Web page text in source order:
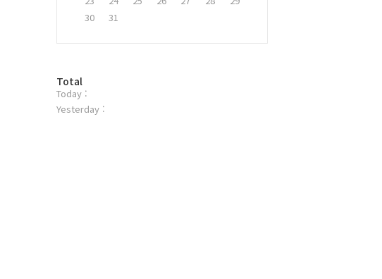
30
31
방
문
자
Total
Today :
Yesterday :